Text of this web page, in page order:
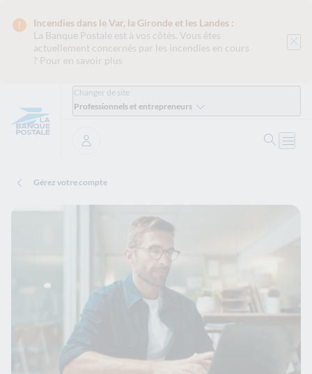
Incendies dans le Var, la Gironde et les Landes :
La Banque Postale est à vos côtés. Vous êtes
actuellement concernés par les incendies en cours
? Pour en savoir plus
Changer de site
Professionnels et entrepreneurs
Se connecter
Gérez votre compte